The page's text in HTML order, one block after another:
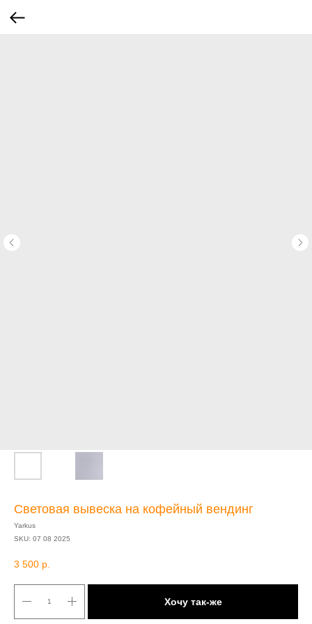
Световая вывеска на кофейный вендинг
Yarkus
SKU: 07 08 2025
3 500 р.
Хочу так-же